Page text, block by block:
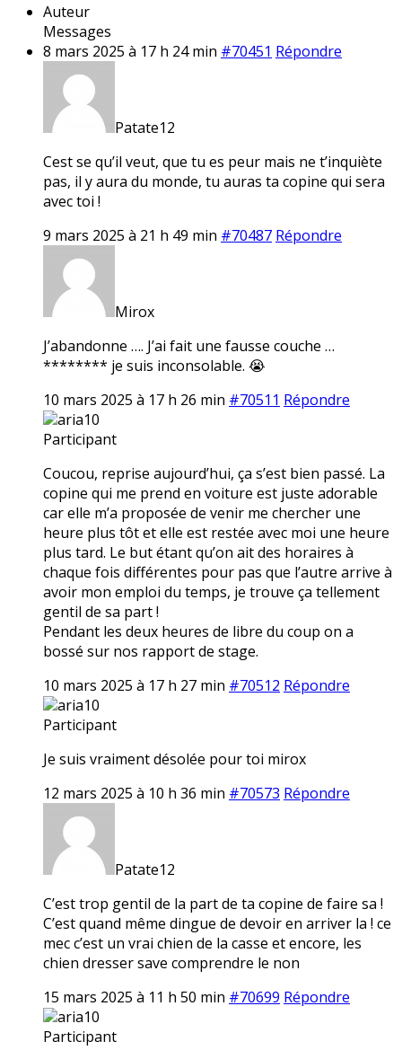
Auteur
Messages
8 mars 2025 à 17 h 24 min #70451 Répondre
Patate12
Cest se qu’il veut, que tu es peur mais ne t’inquiète
pas, il y aura du monde, tu auras ta copine qui sera
avec toi !
9 mars 2025 à 21 h 49 min #70487 Répondre
Mirox
J’abandonne …. J’ai fait une fausse couche …
******** je suis inconsolable. 😭
10 mars 2025 à 17 h 26 min #70511 Répondre
aria10
Participant
Coucou, reprise aujourd’hui, ça s’est bien passé. La
copine qui me prend en voiture est juste adorable
car elle m’a proposée de venir me chercher une
heure plus tôt et elle est restée avec moi une heure
plus tard. Le but étant qu’on ait des horaires à
chaque fois différentes pour pas que l’autre arrive à
avoir mon emploi du temps, je trouve ça tellement
gentil de sa part !
Pendant les deux heures de libre du coup on a
bossé sur nos rapport de stage.
10 mars 2025 à 17 h 27 min #70512 Répondre
aria10
Participant
Je suis vraiment désolée pour toi mirox
12 mars 2025 à 10 h 36 min #70573 Répondre
Patate12
C’est trop gentil de la part de ta copine de faire sa !
C’est quand même dingue de devoir en arriver la ! ce
mec c’est un vrai chien de la casse et encore, les
chien dresser save comprendre le non
15 mars 2025 à 11 h 50 min #70699 Répondre
aria10
Participant